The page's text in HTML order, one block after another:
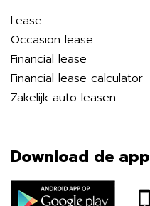
Lease
Occasion lease
Financial lease
Financial lease calculator
Zakelijk auto leasen
Download de app